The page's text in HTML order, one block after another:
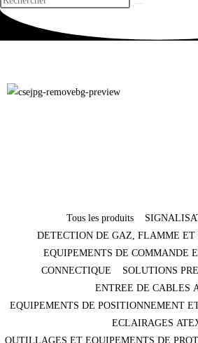
Tous les produits
DETECTION DE GAZ, FLAMME ET
EQUIPEMENTS DE COMMANDE
CONNECTIQUE
SOLUTIONS
ENTREE DE CABLES
EQUIPEMENTS DE POSITIONNEMENT
ECLAIRAGES
OUTILLAGES ET EQUIPEMENTS DE